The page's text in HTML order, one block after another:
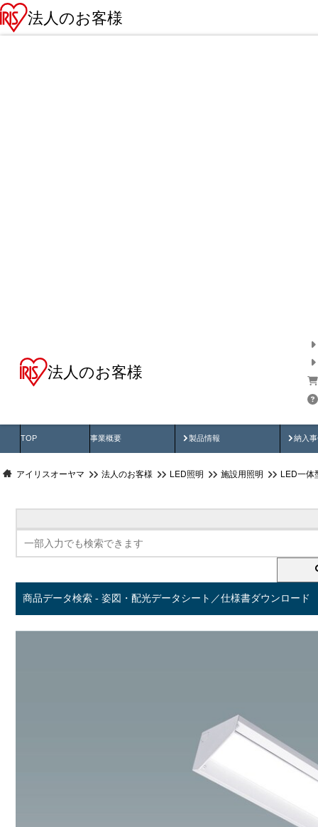
法人のお客様
法人のお客様
TOP 事業概要 製品情報
製品動画 納入
納
アイリスオーヤマ 法人のお客様 LED照明 施設用照明 LED一体
商品データ検索 - 姿図・配光データシート／仕様書ダウンロード